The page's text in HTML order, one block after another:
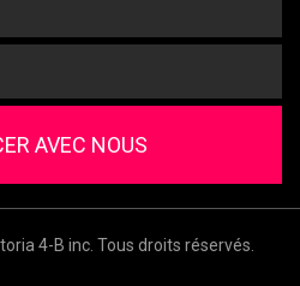
AVEC NOUS
4-B inc. Tous droits réservés.